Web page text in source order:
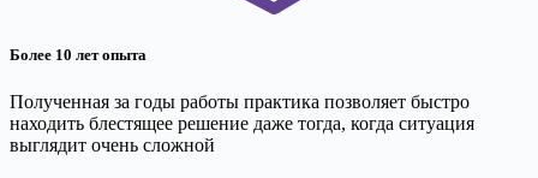
Более 10 лет опыта
Полученная за годы работы практика позволяет быстро
находить блестящее решение даже тогда, когда ситуация
выглядит очень сложной